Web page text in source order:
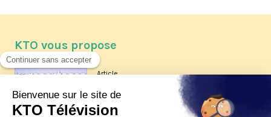
KTO vous propose
Article
Les reportages d'été 2026 de KTO